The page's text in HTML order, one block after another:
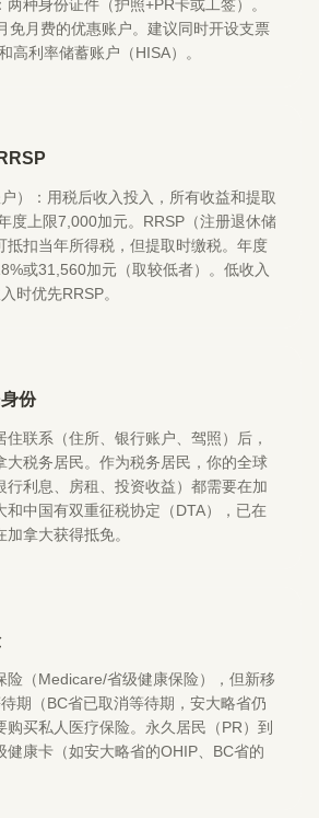
种身份证件（护照+PR卡或工签）。
免月费的优惠账户。建议同时开设支票
高利率储蓄账户（HISA）。
）：用税后收入投入，所有收益和提取
度上限7,000加元。RRSP（注册退休储
抵扣当年所得税，但提取时缴税。年度
或31,560加元（取较低者）。低收入
时优先RRSP。
份
联系（住所、银行账户、驾照）后，
大税务居民。作为税务居民，你的全球
行利息、房租、投资收益）都需要在加
和中国有双重征税协定（DTA），已在
拿大获得抵免。
险（Medicare/省级健康保险），但新移
期（BC省已取消等待期，安大略省仍
购买私人医疗保险。永久居民（PR）到
健康卡（如安大略省的OHIP、BC省的